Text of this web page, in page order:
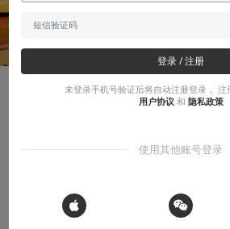
机核编辑部
登录 / 注册
未登录手机号验证后将自动注册登录， 注
用户协议 和 隐私政策
使用其他账号登录
 Sign in with Apple